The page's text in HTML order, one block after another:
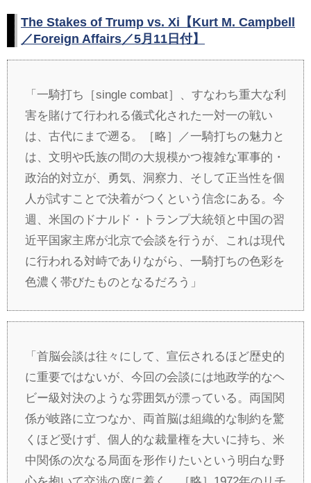
The Stakes of Trump vs. Xi【Kurt M. Campbell
／Foreign Affairs／5月11日付】
「一騎打ち［single combat］、すなわち重大な利
害を賭けて行われる儀式化された一対一の戦い
は、古代にまで遡る。［略］／一騎打ちの魅力と
は、文明や氏族の間の大規模かつ複雑な軍事的・
政治的対立が、勇気、洞察力、そして正当性を個
人が試すことで決着がつくという信念にある。今
週、米国のドナルド・トランプ大統領と中国の習
近平国家主席が北京で会談を行うが、これは現代
に行われる対峙でありながら、一騎打ちの色彩を
色濃く帯びたものとなるだろう」
「首脳会談は往々にして、宣伝されるほど歴史的
に重要ではないが、今回の会談には地政学的なヘ
ビー級対決のような雰囲気が漂っている。両国関
係が岐路に立つなか、両首脳は組織的な制約を驚
くほど受けず、個人的な裁量権を大いに持ち、米
中関係の次なる局面を形作りたいという明白な野